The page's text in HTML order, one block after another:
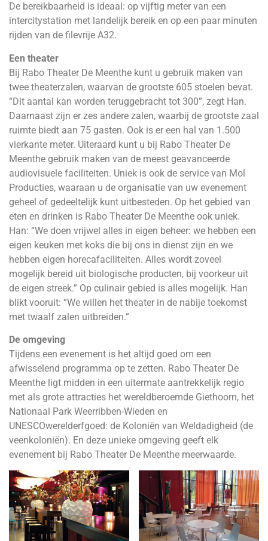
De bereikbaarheid is ideaal: op vijftig meter van een
intercitystation met landelijk bereik en op een paar minuten
rijden van de filevrije A32.
Een theater
Bij Rabo Theater De Meenthe kunt u gebruik maken van
twee theaterzalen, waarvan de grootste 605 stoelen bevat.
“Dit aantal kan worden teruggebracht tot 300”, zegt Han.
Daarnaast zijn er zes andere zalen, waarbij de grootste zaal
ruimte biedt aan 75 gasten. Ook is er een hal van 1.500
vierkante meter. Uiteraard kunt u bij Rabo Theater De
Meenthe gebruik maken van de meest geavanceerde
audiovisuele faciliteiten. Uniek is ook de service van Mol
Producties, waaraan u de organisatie van uw evenement
geheel of gedeeltelijk kunt uitbesteden. Op het gebied van
eten en drinken is Rabo Theater De Meenthe ook uniek.
Han: “We doen vrijwel alles in eigen beheer: we hebben een
eigen keuken met koks die bij ons in dienst zijn en we
hebben eigen horecafaciliteiten. Alles wordt zoveel
mogelijk bereid uit biologische producten, bij voorkeur uit
de eigen streek.” Op culinair gebied is alles mogelijk. Han
blikt vooruit: “We willen het theater in de nabije toekomst
met twaalf zalen uitbreiden.”
De omgeving
Tijdens een evenement is het altijd goed om een
afwisselend programma op te zetten. Rabo Theater De
Meenthe ligt midden in een uitermate aantrekkelijk regio
met als grote attracties het wereldberoemde Giethoorn, het
Nationaal Park Weerribben-Wieden en
UNESCOwerelderfgoed: de Koloniën van Weldadigheid (de
veenkoloniën). En deze unieke omgeving geeft elk
evenement bij Rabo Theater De Meenthe meerwaarde.